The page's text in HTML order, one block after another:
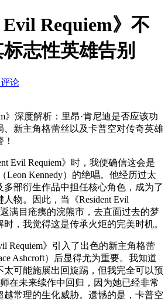
Evil Requiem》不
志性英雄告别
论
》深度解析：里昂·肯尼迪是否应该功
、新主角格蕾丝以及卡普空对传奇英雄
Evil Requiem》时，我便确信这会是
Leon Kennedy）的绝唱。他经历过太
多部衍生作品中担任核心角色，成为了
物。因此，当《Resident Evil
满目疮痍的浣熊市，去直面过去的梦
，我觉得这是传承火炬的完美时机。
Requiem》引入了出色的新主角格蕾
Ashcroft）后显得尤为重要。我知道
太可能施展出回旋踢，但我完全可以预
在未来续作中回归，因为她已经非常
越常理的生化威胁。遗憾的是，卡普空